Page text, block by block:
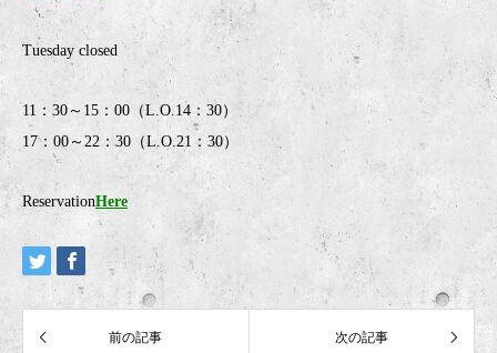
Tuesday closed
11：30～15：00（L.O.14：30）
17：00～22：30（L.O.21：30）
ReservationHere